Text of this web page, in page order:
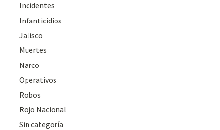
Incidentes
Infanticidios
Jalisco
Muertes
Narco
Operativos
Robos
Rojo Nacional
Sin categoría